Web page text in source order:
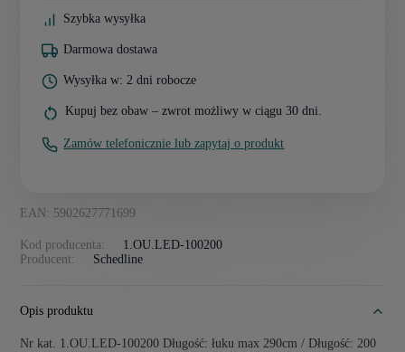
EAN: 5902627771699
Kod producenta:
1.OU.LED-100200
Producent:
Schedline
Szybka wysyłka
Darmowa dostawa
Wysyłka w: 2 dni robocze
Kupuj bez obaw – zwrot możliwy w ciągu 30 dni.
Zamów telefonicznie lub zapytaj o produkt
Opis produktu
Nr kat. 1.OU.LED-100200 Długość: łuku max 290cm / Długość: 200